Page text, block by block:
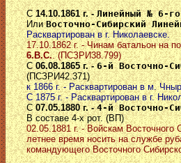
С14.10.1861 г. -Линейный № 6-
ИлиВосточно-Сибирский
Расквартирован в г. Николаевске.
17.10.1862 г. - Чинам батальон на
6.В.С.. (ПСЗРИ38.799)
С06.08.1865 г. -6-й Восточно-
(ПСЗРИ42.371)
к 1866 г. - Расквартирован в м.
С 1875 г. - Расквартирован в г.
С07.05.1880 г. -4-й Восточно-
В составе 4-х рот. (ВП)
02.05.1881 г. - Войскам Восточного
летнее время носить на службе
командующего Восточного